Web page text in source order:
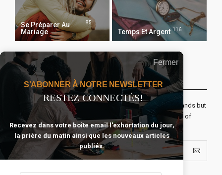
Se Préparer Au
Mariage
85
Temps Et Argent 116
Recevoir Notre Newsletter Chaque Matin
The real voyage of discovery consists not in seeking new lands but
seeing with new eyes. All journeys have secret destinations of
which the traveler is unaware.
Fermer
S'ABONNER À NOTRE NEWSLETTER
RESTEZ CONNECTÉS!
Recevez dans votre boîte email l'exhortation du jour,
la prière du matin ainsi que les nouveaux articles
publiés.